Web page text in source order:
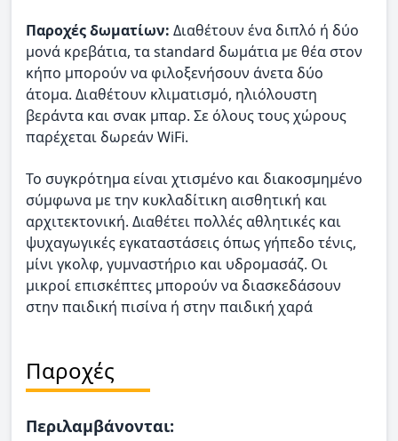
Παροχές δωματίων: Διαθέτουν ένα διπλό ή δύο
μονά κρεβάτια, τα standard δωμάτια με θέα στον
κήπο μπορούν να φιλοξενήσουν άνετα δύο
άτομα. Διαθέτουν κλιματισμό, ηλιόλουστη
βεράντα και σνακ μπαρ. Σε όλους τους χώρους
παρέχεται δωρεάν WiFi.
Το συγκρότημα είναι χτισμένο και διακοσμημένο
σύμφωνα με την κυκλαδίτικη αισθητική και
αρχιτεκτονική. Διαθέτει πολλές αθλητικές και
ψυχαγωγικές εγκαταστάσεις όπως γήπεδο τένις,
μίνι γκολφ, γυμναστήριο και υδρομασάζ. Οι
μικροί επισκέπτες μπορούν να διασκεδάσουν
στην παιδική πισίνα ή στην παιδική χαρά
Παροχές
Περιλαμβάνονται: